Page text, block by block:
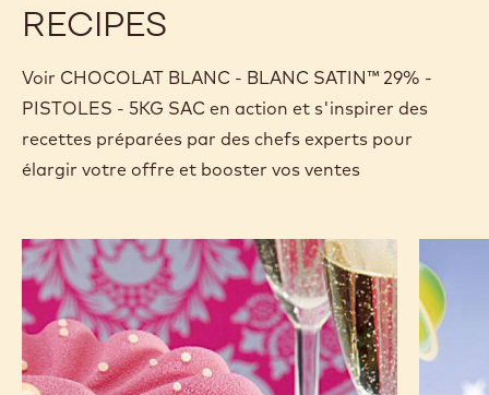
RECIPES
Voir CHOCOLAT BLANC - BLANC SATIN™ 29% -
PISTOLES - 5KG SAC en action et s'inspirer des
recettes préparées par des chefs experts pour
élargir votre offre et booster vos ventes
Perle
d'un
jour
à
la
de
l'espace